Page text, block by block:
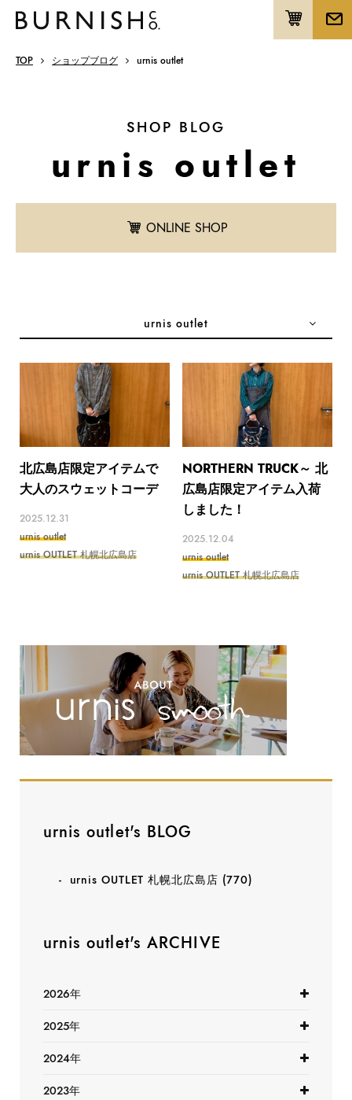
TOP ショップブログ urnis outlet
SHOP BLOG
urnis outlet
ONLINE SHOP
urnis outlet
北広島店限定アイテムで
大人のスウェットコーデ
2025.12.31
urnis outlet
urnis OUTLET 札幌北広島店
NORTHERN TRUCK～ 北
広島店限定アイテム入荷
しました！
2025.12.04
urnis outlet
urnis OUTLET 札幌北広島店
urnis outlet's BLOG
urnis OUTLET 札幌北広島店 (770)
urnis outlet's ARCHIVE
2026年
2025年
2024年
2023年